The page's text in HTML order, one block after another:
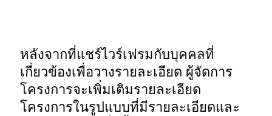
หลังจากที่แชร์ไวร์เฟรมกับบุคคลที่
เกี่ยวข้องเพื่อวางรายละเอียด ผู้จัดการ
โครงการจะเพิ่มเติมรายละเอียด
โครงการในรูปแบบที่มีรายละเอียดและ